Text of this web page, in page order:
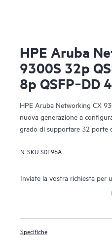
HPE Aruba
9300S 32p
8p QSFP‑DD
HPE Aruba Networking CX
nuova generazione a
grado di supportare 32 porte
N. SKU S0F96A
Inviate la vostra richiesta per
Specifiche